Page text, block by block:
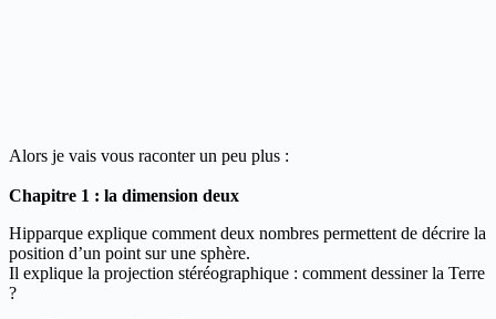
Alors je vais vous raconter un peu plus :
Chapitre 1 : la dimension deux
Hipparque explique comment deux nombres permettent de décrire la
position d’un point sur une sphère.
Il explique la projection stéréographique : comment dessiner la Terre
?